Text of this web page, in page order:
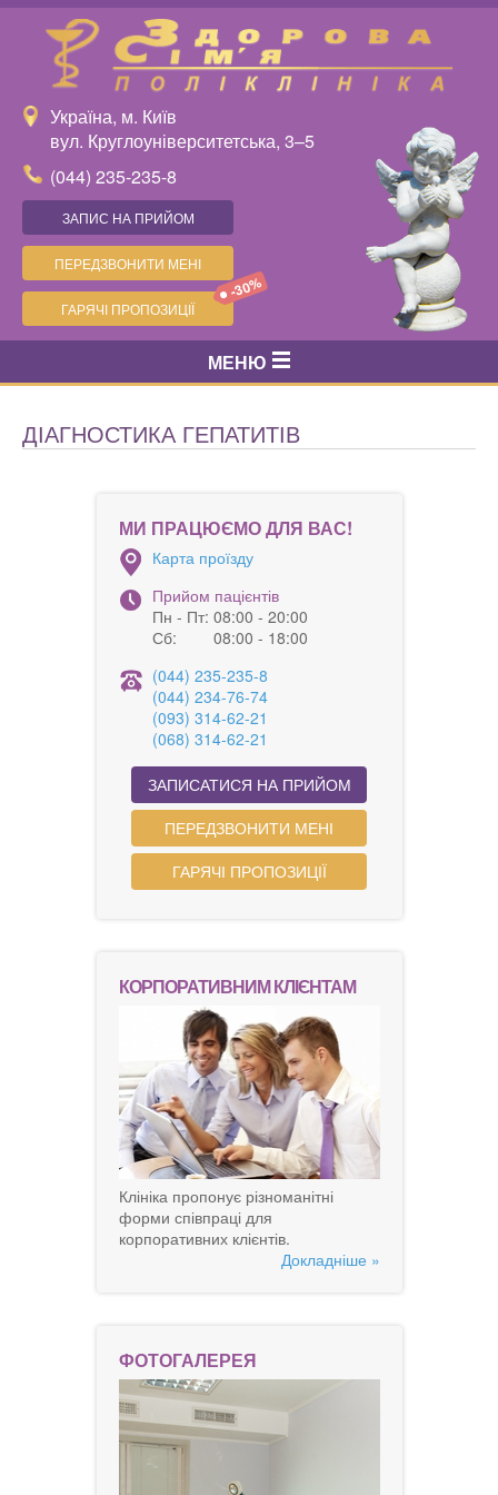
Україна, м. Київ
вул. Круглоуніверситетська, 3–5
(044) 235-235-8
ЗАПИС НА ПРИЙОМ
ПЕРЕДЗВОНИТИ МЕНІ
ГАРЯЧІ ПРОПОЗИЦІЇ
-30%
МЕНЮ
ДІАГНОСТИКА ГЕПАТИТІВ
МИ ПРАЦЮЄМО ДЛЯ ВАС!
Карта проїзду
Прийом пацієнтів
Пн - Пт: 08:00 - 20:00
Сб:
08:00 - 18:00
(044) 235-235-8
(044) 234-76-74
(093) 314-62-21
(068) 314-62-21
ЗАПИСАТИСЯ НА ПРИЙОМ
ПЕРЕДЗВОНИТИ МЕНІ
ГАРЯЧІ ПРОПОЗИЦІЇ
КОРПОРАТИВНИМ КЛІЄНТАМ
Клініка пропонує різноманітні
форми співпраці для
корпоративних клієнтів.
Докладніше »
ФОТОГАЛЕРЕЯ